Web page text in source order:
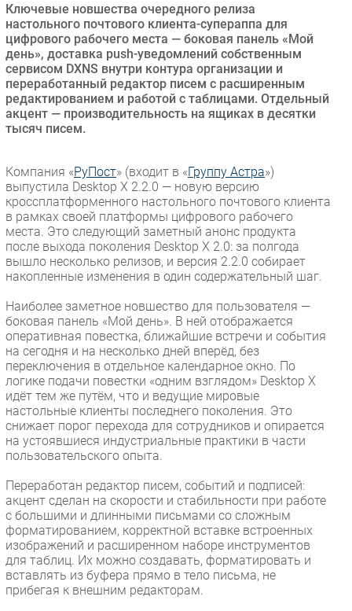
Гаджеты
Здоровье
РАЗДЕЛЫ
Новости
Аналитика
Мероприятия
Проекты
IT класс
Тестовый стенд
Каталог компаний
Ключевые новшества очередного релиза
настольного почтового клиента-супераппа для
цифрового рабочего места — боковая панель «Мой
день», доставка push-уведомлений собственным
сервисом DXNS внутри контура организации и
переработанный редактор писем с расширенным
редактированием и работой с таблицами. Отдельный
акцент — производительность на ящиках в десятки
тысяч писем.
Компания «РуПост» (входит в «Группу Астра»)
выпустила Desktop X 2.2.0 — новую версию
кроссплатформенного настольного почтового клиента
в рамках своей платформы цифрового рабочего
места. Это следующий заметный анонс продукта
после выхода поколения Desktop X 2.0: за полгода
вышло несколько релизов, и версия 2.2.0 собирает
накопленные изменения в один содержательный шаг.
Наиболее заметное новшество для пользователя —
боковая панель «Мой день». В ней отображается
оперативная повестка, ближайшие встречи и события
на сегодня и на несколько дней вперёд, без
переключения в отдельное календарное окно. По
логике подачи повестки «одним взглядом» Desktop X
идёт тем же путём, что и ведущие мировые
настольные клиенты последнего поколения. Это
снижает порог перехода для сотрудников и опирается
на устоявшиеся индустриальные практики в части
пользовательского опыта.
Переработан редактор писем, событий и подписей:
акцент сделан на скорости и стабильности при работе
с большими и длинными письмами со сложным
форматированием, корректной вставке встроенных
изображений и расширенном наборе инструментов
для таблиц. Их можно создавать, форматировать и
вставлять из буфера прямо в тело письма, не
прибегая к внешним редакторам.